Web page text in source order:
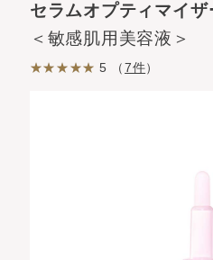
セラムオプティマイザ
＜敏感肌用美容液＞
5 （7件）